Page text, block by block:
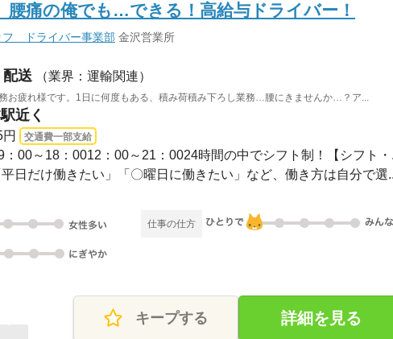
腰痛の俺でも…できる！高給与ドライバー！
フ ドライバー事業部 金沢営業所
配送 （業界：運輸関連）
お疲れ様です。1日に何度もある、積み荷積み下ろし業務…腰にきませんか…？ア...
近く
交通費一部支給
00～18：0012：00～21：0024時間の中でシフト制！【シフト・
平日だけ働きたい」「〇曜日に働きたい」など、働き方は自分で選
仕事の仕方
キープする 詳細を見る